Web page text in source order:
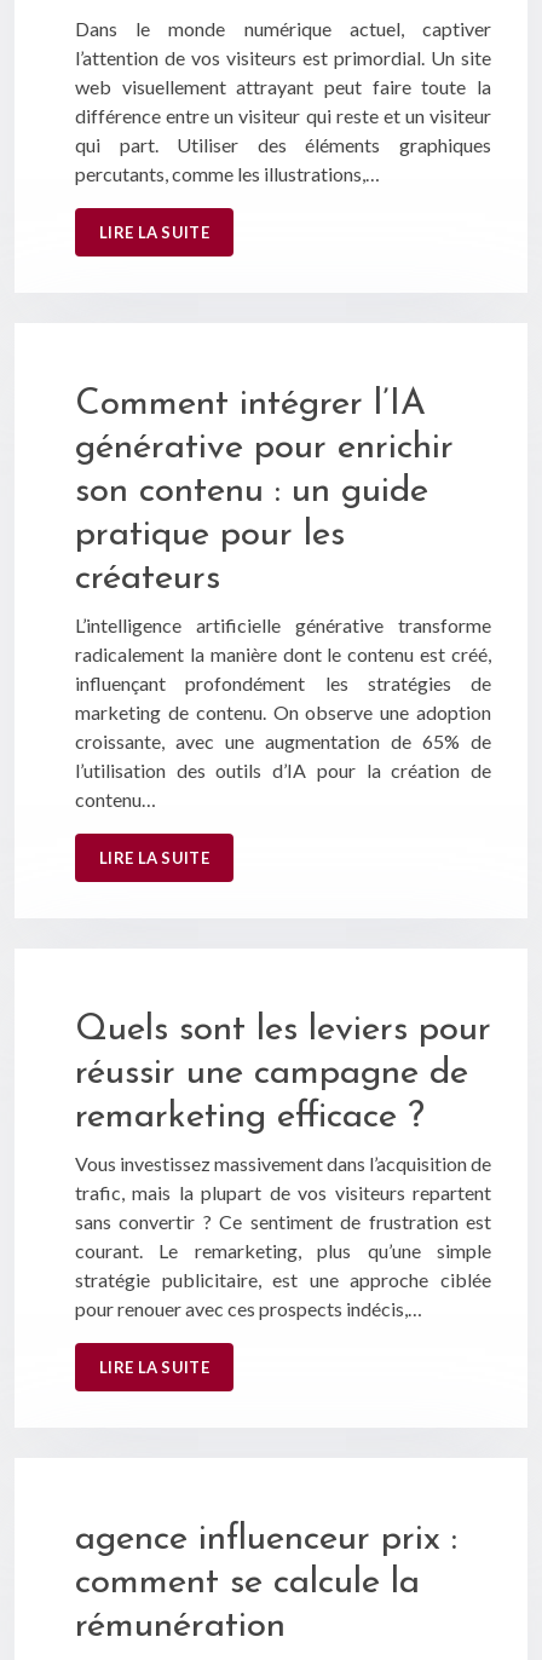
Dans le monde numérique actuel, captiver
l’attention de vos visiteurs est primordial. Un site
web visuellement attrayant peut faire toute la
différence entre un visiteur qui reste et un visiteur
qui part. Utiliser des éléments graphiques
percutants, comme les illustrations,…
LIRE LA SUITE
Comment intégrer l’IA
générative pour enrichir
son contenu : un guide
pratique pour les
créateurs
L’intelligence artificielle générative transforme
radicalement la manière dont le contenu est créé,
influençant profondément les stratégies de
marketing de contenu. On observe une adoption
croissante, avec une augmentation de 65% de
l’utilisation des outils d’IA pour la création de
contenu…
LIRE LA SUITE
Quels sont les leviers pour
réussir une campagne de
remarketing efficace ?
Vous investissez massivement dans l’acquisition de
trafic, mais la plupart de vos visiteurs repartent
sans convertir ? Ce sentiment de frustration est
courant. Le remarketing, plus qu’une simple
stratégie publicitaire, est une approche ciblée
pour renouer avec ces prospects indécis,…
LIRE LA SUITE
agence influenceur prix :
comment se calcule la
rémunération